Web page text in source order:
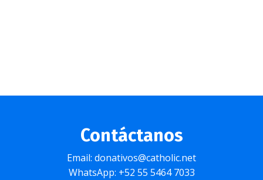
Contáctanos
Email: donativos@catholic.net
WhatsApp: +52 55 5464 7033